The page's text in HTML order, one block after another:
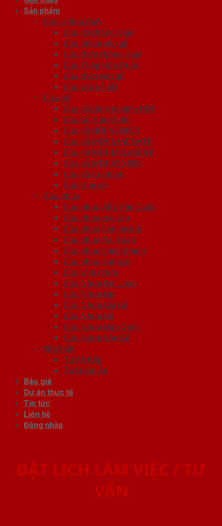
Sản phẩm
Cửa chống cháy
Cửa gỗ chống cháy
Cửa nhôm vân gỗ
Cửa thép chống cháy
Cửa Thép Hàn Quốc
Cửa thép vân gỗ
Cửa vân gỗ 5D
Cửa gỗ
Cửa gỗ công nghiệp HDF
Cửa Gỗ Hàn Quốc
Cửa gỗ HDF VENEER
Cửa gỗ MDF LAMINATE
Cửa gỗ MDF MELAMINE
Cửa gỗ MDF VENEER
Cửa gỗ tự nhiên
Cửa vòm gỗ
Cửa nhựa
Cửa nhựa ABS Hàn Quốc
Cửa nhựa cao cấp
Cửa nhựa Composite
Cửa nhựa Đài Loan
Cửa nhựa ghép thanh
Cửa nhựa Sungyu
Cửa vòm nhựa
Cửa Nhựa Đài Loan
Cửa Nhựa Đẹp
Cửa Nhựa Giả Gỗ
Cửa Nhựa Gỗ
Cửa Nhựa Hàn Quốc
Cửa Nhựa Vân Gỗ
Nội thất
Tủ Kệ Bếp
Tủ Quần Áo
Báo giá
Dự án thực tế
Tin tức
Liên hệ
Đăng nhập
ĐẶT LỊCH LÀM VIỆC / TƯ
VẤN